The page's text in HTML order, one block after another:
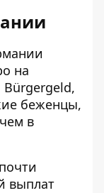
на
беженцы,
в
выплат